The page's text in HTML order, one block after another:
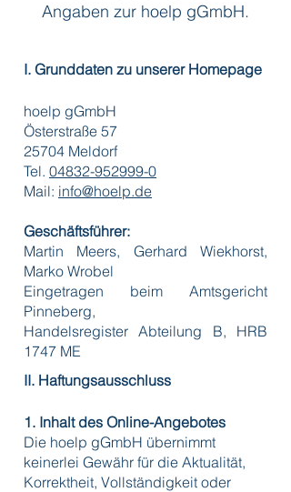
Angaben zur hoelp gGmbH.
I. Grunddaten zu unserer Homepage
hoelp gGmbH
Österstraße 57
25704 Meldorf
Tel. 04832-952999-0
Mail: info@hoelp.de
Geschäftsführer:
Martin Meers, Gerhard Wiekhorst,
Marko Wrobel
Eingetragen beim Amtsgericht
Pinneberg,
Handelsregister Abteilung B, HRB
1747 ME
II. Haftungsausschluss
1. Inhalt des Online-Angebotes
Die hoelp gGmbH übernimmt
keinerlei Gewähr für die Aktualität,
Korrektheit, Vollständigkeit oder